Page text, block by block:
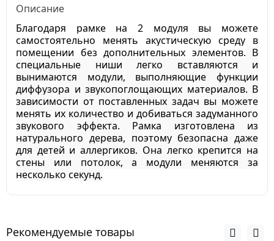
Описание
Благодаря рамке на 2 модуля вы можете
самостоятельно менять акустическую среду в
помещении без дополнительных элементов. В
специальные ниши легко вставляются и
вынимаются модули, выполняющие функции
диффузора и звукопоглощающих материалов. В
зависимости от поставленных задач вы можете
менять их количество и добиваться задуманного
звукового эффекта. Рамка изготовлена из
натурального дерева, поэтому безопасна даже
для детей и аллергиков. Она легко крепится на
стены или потолок, а модули меняются за
несколько секунд.
Рекомендуемые товары